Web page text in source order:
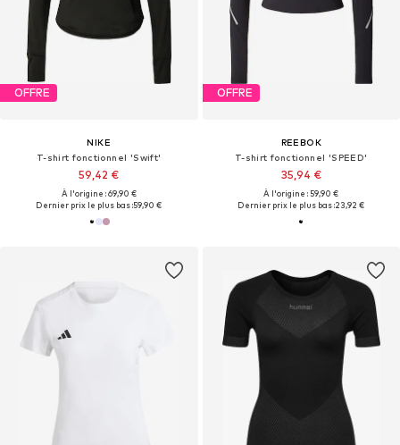
OFFRE
NIKE
T-shirt fonctionnel 'Swift'
59,42 €
À l'origine : 69,90 €
Dernier prix le plus bas :59,90 €
OFFRE
REEBOK
T-shirt fonctionnel 'SPEED'
35,94 €
À l'origine : 59,90 €
Dernier prix le plus bas :23,92 €